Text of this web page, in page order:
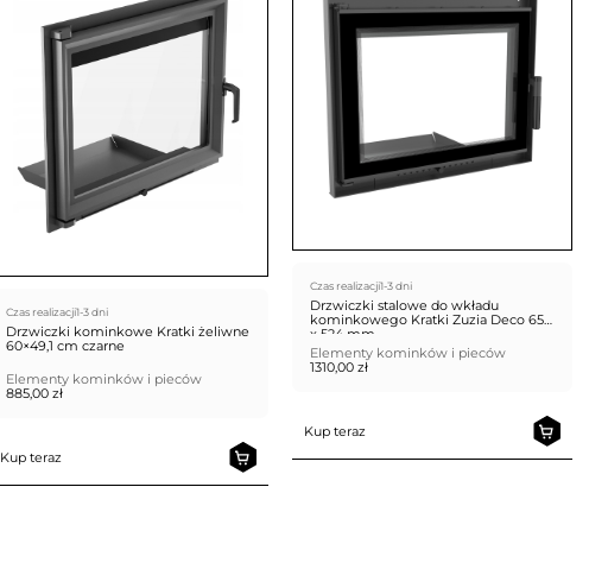
Czas realizacji1-3 dni
Drzwiczki kominkowe Kratki żeliwne
60×49,1 cm czarne
Elementy kominków i pieców
885,00 zł
Kup teraz
Czas realizacji1-3 dni
Drzwiczki stalowe do wkładu
kominkowego Kratki Zuzia Deco 652
x 524 mm
Elementy kominków i pieców
1310,00 zł
Kup teraz